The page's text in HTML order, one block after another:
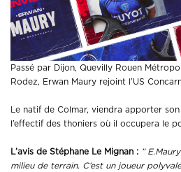
Passé par Dijon, Quevilly Rouen
Rodez, Erwan Maury rejoint l’US
Le natif de Colmar, viendra apporter
l’effectif des thoniers où il occupera le
L’avis de Stéphane Le Mignan : ”
milieu de terrain. C’est un joueur